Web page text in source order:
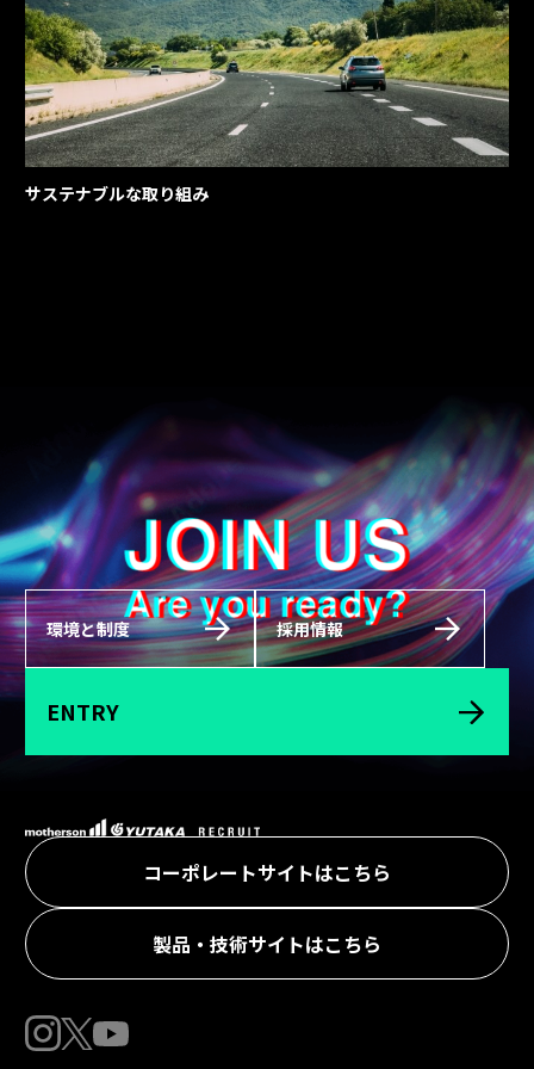
サステナブルな取り組み
環境と制度 採用情報
ENTRY
コーポレートサイトはこちら
製品・技術サイトはこちら